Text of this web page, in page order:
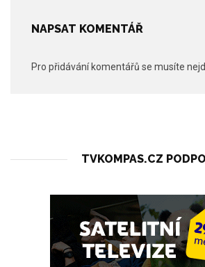
NAPSAT KOMENTÁŘ
Pro přidávání komentářů se musíte
TVKOMPAS.CZ